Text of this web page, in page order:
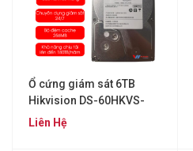
Ổ cứng giám sát 6TB
Hikvision DS-60HKVS-
VX1
Liên Hệ